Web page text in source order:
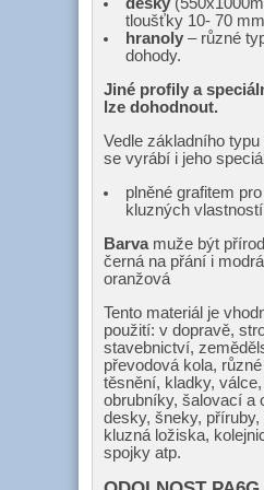
tloušťky 10- 70 mm
hranoly – různé
dohody.
Jiné profily a
lze dohodnout.
Vedle základního typu
se vyrábí i jeho
plněné grafitem
kluzných vlastností
Barvamuže být
černá na přání i
oranžová
Tento materiál je
použití: v dopravě,
stavebnictví,
převodová kola,
těsnění, kladky,
obrubníky, šalovací a
desky, šneky, příruby,
kluzná ložiska,
spojky atp.